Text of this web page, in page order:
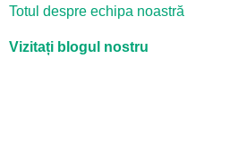
Totul despre echipa noastră
Vizitați blogul nostru